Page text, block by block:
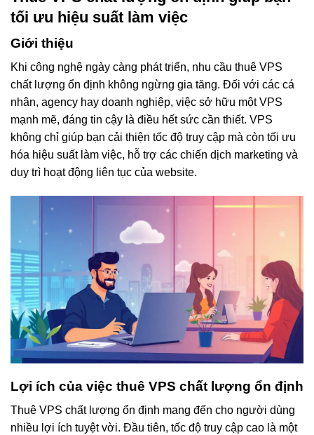
tối ưu hiệu suất làm việc
Giới thiệu
Khi công nghệ ngày càng phát triển, nhu cầu thuê VPS
chất lượng ổn định không ngừng gia tăng. Đối với các cá
nhân, agency hay doanh nghiệp, việc sở hữu một VPS
mạnh mẽ, đáng tin cậy là điều hết sức cần thiết. VPS
không chỉ giúp bạn cải thiện tốc độ truy cập mà còn tối ưu
hóa hiệu suất làm việc, hỗ trợ các chiến dịch marketing và
duy trì hoạt động liên tục của website.
Lợi ích của việc thuê VPS chất lượng ổn định
Thuê VPS chất lượng ổn định mang đến cho người dùng
nhiều lợi ích tuyệt vời. Đầu tiên, tốc độ truy cập cao là một